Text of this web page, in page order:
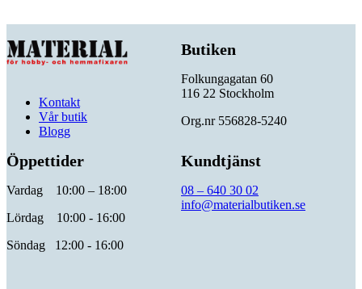
Kontakt
Vår butik
Blogg
Butiken
Folkungagatan 60
116 22 Stockholm
Org.nr 556828-5240
Öppettider
Vardag 10:00 – 18:00
Lördag 10:00 - 16:00
Söndag 12:00 - 16:00
Kundtjänst
08 – 640 30 02
info@materialbutiken.se